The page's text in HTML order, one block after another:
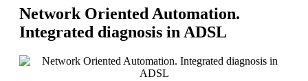
Network Oriented Automation.
Integrated diagnosis in ADSL